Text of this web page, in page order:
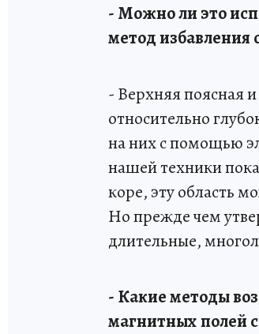
- Можно ли это
метод избавления
- Верхняя поясная
относительно
на них с помощью
нашей техники
коре, эту область
Но прежде чем
длительные,
- Какие методы
магнитных полей